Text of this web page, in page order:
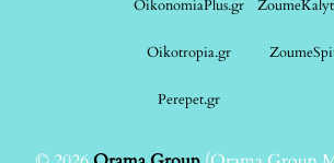
OikonomiaPlus.gr
Oikotropia.gr
Perepet.gr